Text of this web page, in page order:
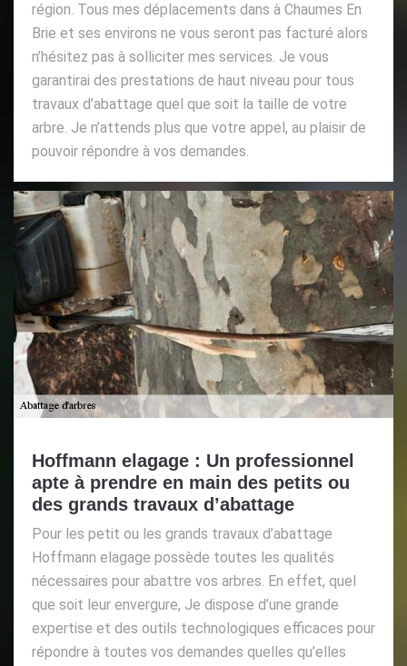
région. Tous mes déplacements dans à Chaumes En
Brie et ses environs ne vous seront pas facturé alors
n’hésitez pas à solliciter mes services. Je vous
garantirai des prestations de haut niveau pour tous
travaux d’abattage quel que soit la taille de votre
arbre. Je n’attends plus que votre appel, au plaisir de
pouvoir répondre à vos demandes.
Hoffmann elagage : Un professionnel
apte à prendre en main des petits ou
des grands travaux d’abattage
Pour les petit ou les grands travaux d’abattage
Hoffmann elagage possède toutes les qualités
nécessaires pour abattre vos arbres. En effet, quel
que soit leur envergure, Je dispose d’une grande
expertise et des outils technologiques efficaces pour
répondre à toutes vos demandes quelles qu’elles